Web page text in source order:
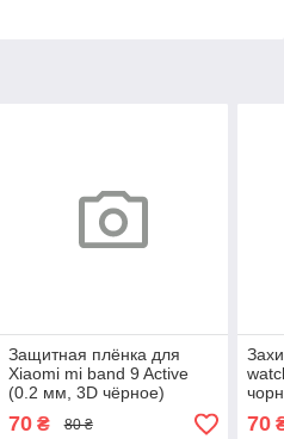
Защитная плёнка для
Xiaomi mi band 9 Active
(0.2 мм, 3D чёрное)
70₴ 80 ₴ 70